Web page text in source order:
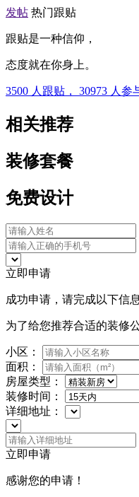
发帖 热门跟贴
跟贴是一种信仰，
态度就在你身上。
3500 人跟贴， 30973 人参
相关推荐
装修套餐
免费设计
立即申请
成功申请，请完成以下信息
为了给您推荐合适的装修
小区：
面积：
房屋类型：
装修时间：
详细地址：
立即申请
感谢您的申请！